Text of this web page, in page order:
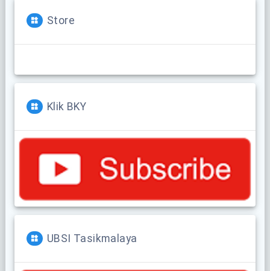
Store
Klik BKY
UBSI Tasikmalaya